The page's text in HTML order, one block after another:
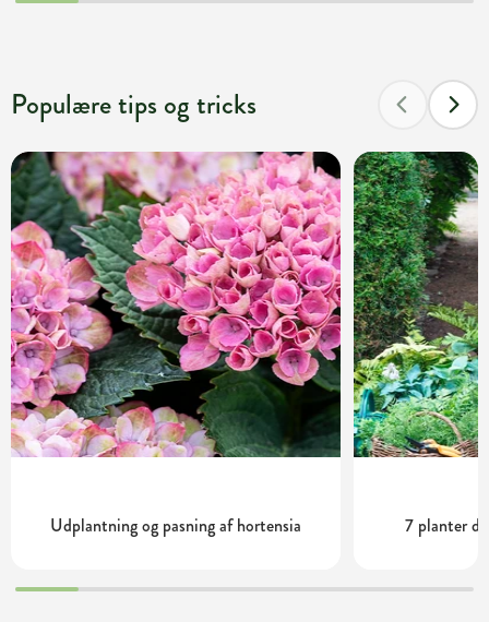
Populære tips og tricks
Udplantning og pasning af hortensia 7 planter